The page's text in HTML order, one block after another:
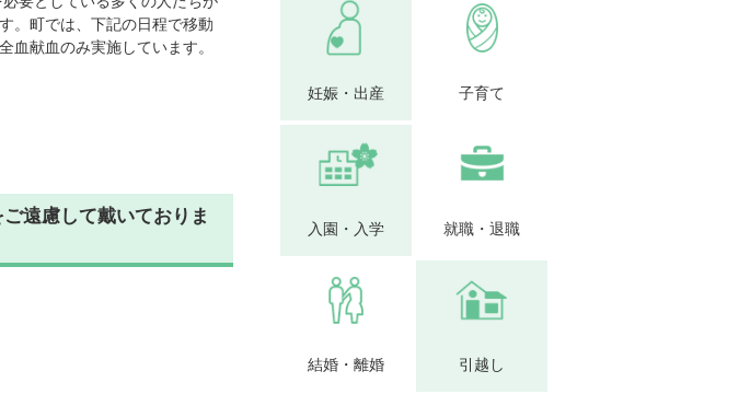
。町では、下記の日程で移動
血献血のみ実施しています。
遠慮して戴いておりま
妊娠・出産 子育て
入園・入学 就職・退職
結婚・離婚 引越し